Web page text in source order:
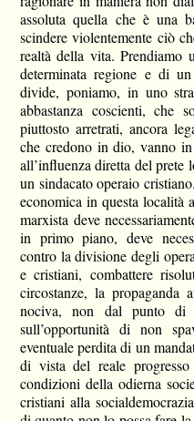
assoluta quella che è una
scindere violentemente ciò
realtà della vita. Prendiamo
determinata regione e di
divide, poniamo, in uno
abbastanza coscienti, che
piuttosto arretrati, ancora
che credono in dio, vanno
all’influenza diretta del prete
un sindacato operaio
economica in questa località
marxista deve
in primo piano, deve
contro la divisione degli
e cristiani, combattere
circostanze, la propaganda
nociva, non dal punto di
sull’opportunità di non
eventuale perdita di un
di vista del reale
condizioni della odierna
cristiani alla